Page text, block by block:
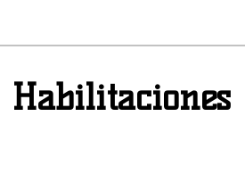
Habilitaciones